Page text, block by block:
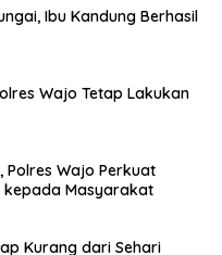
Ibu Kandung Berhasil
Wajo Tetap Lakukan
Wajo Perkuat
kepada Masyarakat
Kurang dari Sehari